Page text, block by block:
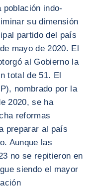
indo-
su dimensión
partido del país
mayo de 2020. El
al Gobierno la
total de 51. El
nombrado por la
2020, se ha
reformas
preparar al país
Aunque las
no se repitieron en
siendo el mayor